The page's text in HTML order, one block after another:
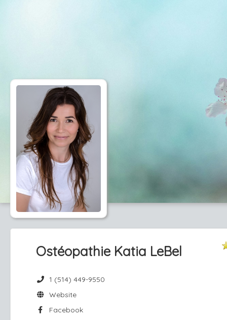
Ostéopathie Katia LeBel
1 (514) 449-9550
Website
Facebook